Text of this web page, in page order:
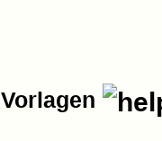
Vorlagen